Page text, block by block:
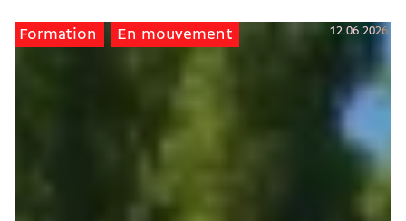
Formation En mouvement 12.06.2026